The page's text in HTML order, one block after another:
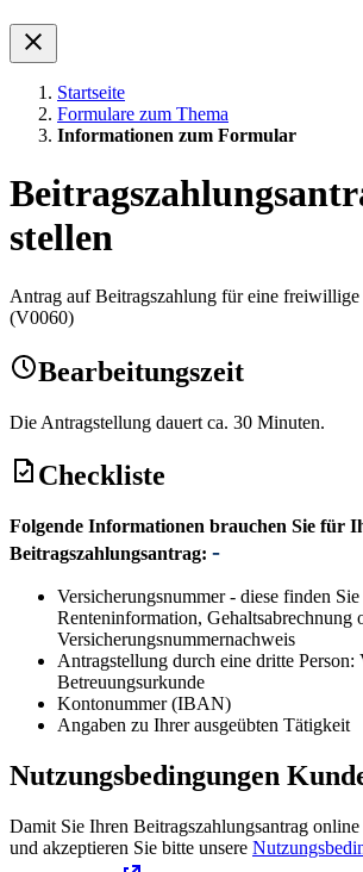
Startseite
Formulare zum Thema
Informationen zum Formular
stellen
Antrag auf Beitragszahlung für eine freiwillige
(V0060)
Bearbeitungszeit
Die Antragstellung dauert ca. 30 Minuten.
Checkliste
Folgende Informationen brauchen Sie für
Beitragszahlungsantrag:
Versicherungsnummer - diese finden
Renteninformation, Gehaltsabrechnung
Versicherungsnummernachweis
Antragstellung durch eine dritte Person:
Betreuungsurkunde
Kontonummer (IBAN)
Angaben zu Ihrer ausgeübten Tätigkeit
Nutzungsbedingungen
Damit Sie Ihren Beitragszahlungsantrag
und akzeptieren Sie bitte unsere